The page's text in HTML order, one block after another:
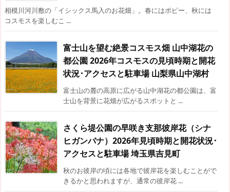
相模川河川敷の「イシックス馬入のお花畑」。春にはポピー、秋には
コスモスを楽しむこ ...
富士山を望む絶景コスモス畑 山中湖花の
都公園 2026年コスモスの見頃時期と開花
状況･アクセスと駐車場 山梨県山中湖村
富士山の麓の高原に広がる山中湖花の都公園は、富
士山を背景に花畑が広がるスポットと ...
さくら堤公園の早咲き支那彼岸花（シナ
ヒガンバナ）2026年見頃時期と開花状況･
アクセスと駐車場 埼玉県吉見町
秋のお彼岸の頃には各地で彼岸花を楽しむことがで
きるかと思われますが、通常の彼岸花 ...